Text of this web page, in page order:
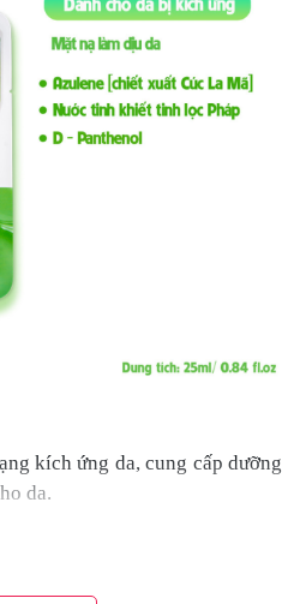
kích ứng da, cung cấp dưỡng
da.